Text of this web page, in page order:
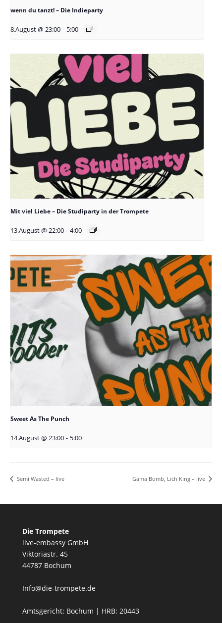
wenn du tanzt! – Die Indieparty
8.August @ 23:00 - 5:00
Mit viel Liebe – Die Studiparty in der Trompete
13.August @ 22:00 - 4:00
Sweet As The Punch
14.August @ 23:00 - 5:00
Semi Wasted – live Gama Bomb, Lich King – live
Die Trompete
live-embassy GmbH
Viktoriastr. 45
44787 Bochum
Info@die-trompete.de
Amtsgericht: Bochum | HRB: 20443